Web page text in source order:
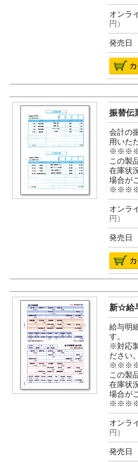
オン
円）
発売日
振替伝
会計の
用いた
この製
在庫状
場合が
オン
円）
発売日
新☆給
給与明
す。
※対応
ださい
この製
在庫状
場合が
オン
円）
発売日